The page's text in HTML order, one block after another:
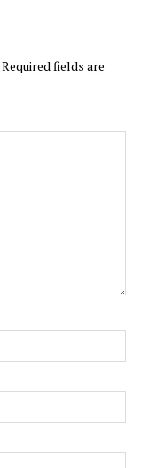
Required fields are